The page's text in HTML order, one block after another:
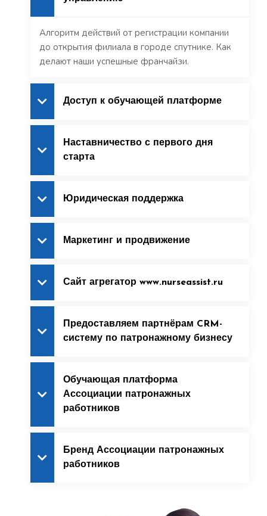
Алгоритм действий от регистрации компании
до открытия филиала в городе спутнике. Как
делают наши успешные франчайзи.
Доступ к обучающей платформе
Наставничество с первого дня
старта
Юридическая поддержка
Маркетинг и продвижение
Сайт агрегатор www.nurseassist.ru
Предоставляем партнёрам CRM-
систему по патронажному бизнесу
Обучающая платформа
Ассоциации патронажных
работников
Бренд Ассоциации патронажных
работников